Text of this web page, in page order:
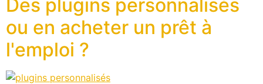
Des plugins personnalisés
ou en acheter un prêt à
l'emploi ?